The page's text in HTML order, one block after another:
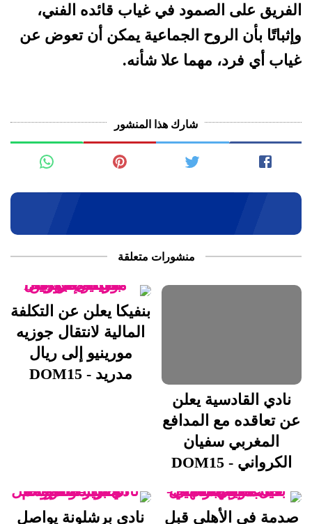
الفريق على الصمود في غياب قائده الفني،
وإثباتًا بأن الروح الجماعية يمكن أن تعوض عن
غياب أي فرد، مهما علا شأنه.
شارك هذا المنشور
منشورات متعلقة
نادي القادسية يعلن
عن تعاقده مع المدافع
المغربي سفيان
الكرواني - DOM15
بنفيكا يعلن عن التكلفة
المالية لانتقال جوزيه
مورينيو إلى ريال
مدريد - DOM15
صدمة في الأهلي قبل
نادي برشلونة يواصل